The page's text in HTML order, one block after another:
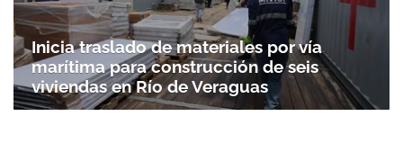
Inicia traslado de materiales por vía
marítima para construcción de seis
viviendas en Río de Veraguas